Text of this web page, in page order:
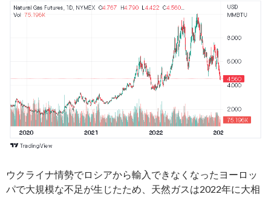
ウクライナ情勢でロシアから輸入できなくなったヨーロッ
パで大規模な不足が生じたため、天然ガスは2022年に大相